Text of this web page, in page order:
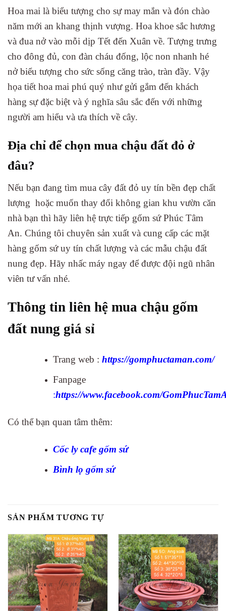
Hoa mai là biểu tượng cho sự may mắn và đón chào
năm mới an khang thịnh vượng. Hoa khoe sắc hương
và đua nở vào mỗi dịp Tết đến Xuân về. Tượng trưng
cho đông đủ, con đàn cháu đống, lộc non nhanh hé
nở biểu tượng cho sức sống căng trào, tràn đầy. Vậy
họa tiết hoa mai phú quý như gửi gắm đến khách
hàng sự đặc biệt và ý nghĩa sâu sắc đến với những
người am hiểu và ưa thích về cây.
Địa chỉ để chọn mua chậu đất đỏ ở
đâu?
Nếu bạn đang tìm mua cây đất đỏ uy tín bền đẹp chất
lượng hoặc muốn thay đổi không gian khu vườn căn
nhà bạn thì hãy liên hệ trực tiếp gốm sứ Phúc Tâm
An. Chúng tôi chuyên sản xuất và cung cấp các mặt
hàng gốm sứ uy tín chất lượng và các mẫu chậu đất
nung đẹp. Hãy nhấc máy ngay để được đội ngũ nhân
viên tư vấn nhé.
Thông tin liên hệ mua chậu gốm
đất nung giá sỉ
Trang web : https://gomphuctaman.com/
Fanpage
:https://www.facebook.com/
Có thể bạn quan tâm thêm:
Cốc ly cafe gốm sứ
Bình lọ gốm sứ
SẢN PHẨM TƯƠNG TỰ